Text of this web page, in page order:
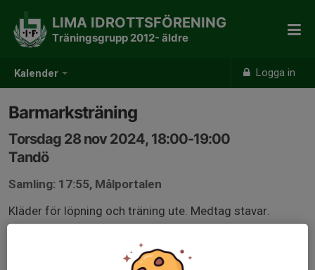
Kalender Logga in
LIMA IDROTTSFÖRENING
Träningsgrupp 2012- äldre
Barmarksträning
Torsdag 28 nov 2024, 18:00-19:00
Tandö
Samling: 17:55, Målportalen
Kläder för löpning och träning ute. Medtag stavar.